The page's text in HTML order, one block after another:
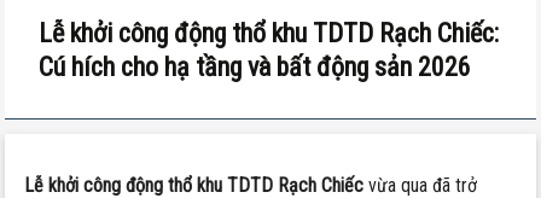
Lễ khởi công động thổ khu TDTD Rạch Chiếc:
Cú hích cho hạ tầng và bất động sản 2026
Lễ khởi công động thổ khu TDTD Rạch Chiếc vừa qua đã trở